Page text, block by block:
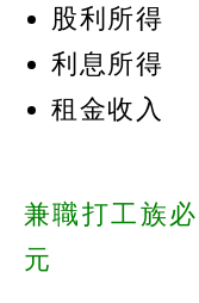
股利所得
利息所得
租金收入
兼職打工族
元